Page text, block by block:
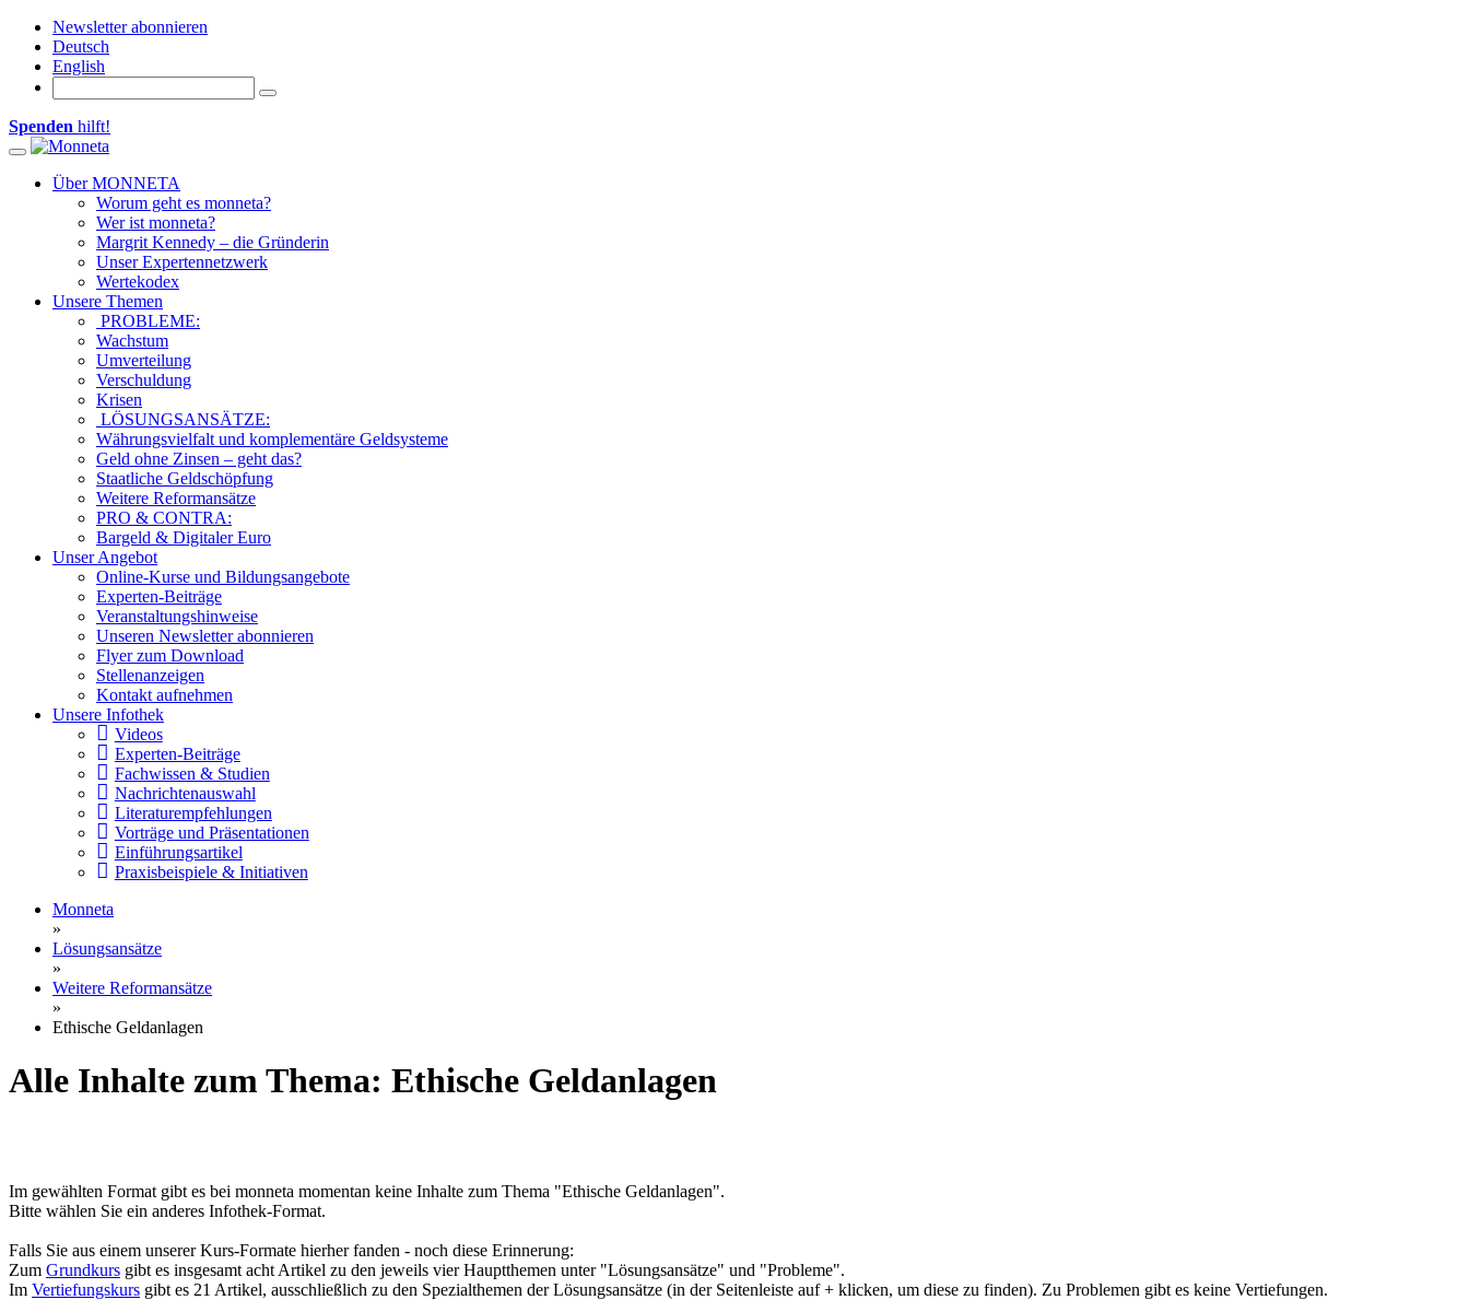
Newsletter abonnieren
Deutsch
English
Spenden hilft!
Toggle navigation
Über MONNETA
Worum geht es monneta?
Wer ist monneta?
Margrit Kennedy – die Gründerin
Unser Expertennetzwerk
Wertekodex
Unsere Themen
PROBLEME:
Wachstum
Umverteilung
Verschuldung
Krisen
LÖSUNGSANSÄTZE:
Währungsvielfalt und komplementäre Geldsysteme
Geld ohne Zinsen – geht das?
Staatliche Geldschöpfung
Weitere Reformansätze
PRO & CONTRA:
Bargeld & Digitaler Euro
Unser Angebot
Online-Kurse und Bildungsangebote
Experten-Beiträge
Veranstaltungshinweise
Unseren Newsletter abonnieren
Flyer zum Download
Stellenanzeigen
Kontakt aufnehmen
Unsere Infothek
Videos
Experten-Beiträge
Fachwissen & Studien
Nachrichtenauswahl
Literaturempfehlungen
Vorträge und Präsentationen
Einführungsartikel
Praxisbeispiele & Initiativen
Monneta
»
Lösungsansätze
»
Weitere Reformansätze
»
Ethische Geldanlagen
Alle Inhalte zum Thema: Ethische Geldanlagen
Im gewählten Format gibt es bei monneta momentan keine Inhalte zum Thema "Ethische Geldanlagen".
Bitte wählen Sie ein anderes Infothek-Format.
Falls Sie aus einem unserer Kurs-Formate hierher fanden - noch diese Erinnerung:
Zum Grundkurs gibt es insgesamt acht Artikel zu den jeweils vier Hauptthemen unter "Lösungsansätze" und "Probleme".
Im Vertiefungskurs gibt es 21 Artikel, ausschließlich zu den Spezialthemen der Lösungsansätze (in der Seitenleiste auf + klicken, um diese zu finden). Zu Problemen gibt es keine Vertiefungen.